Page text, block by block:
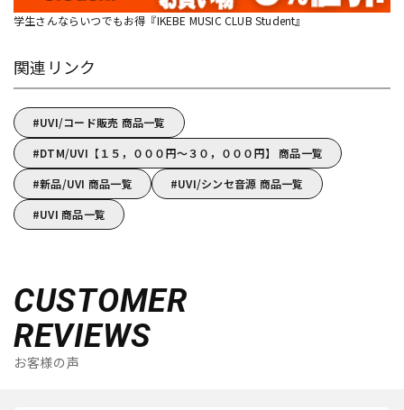
学生さんならいつでもお得『IKEBE MUSIC CLUB Student』
関連リンク
UVI/コード販売 商品一覧
DTM/UVI【１５，０００円～３０，０００円】 商品一覧
新品/UVI 商品一覧
UVI/シンセ音源 商品一覧
UVI 商品一覧
CUSTOMER
REVIEWS
お客様の声